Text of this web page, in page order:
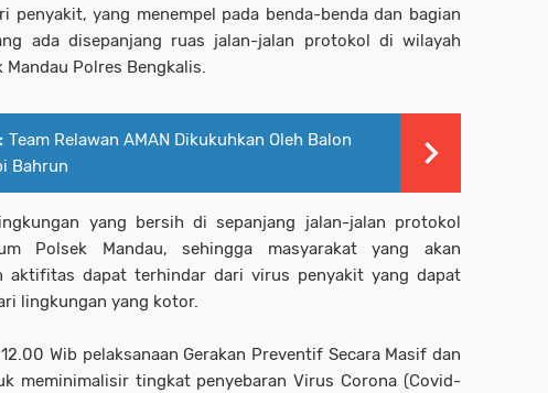
penyakit, yang menempel pada benda-benda dan bagian
ada disepanjang ruas jalan-jalan protokol di wilayah
Mandau Polres Bengkalis.
Team Relawan AMAN Dikukuhkan Oleh Balon
Bahrun
yang bersih di sepanjang jalan-jalan protokol
Polsek Mandau, sehingga masyarakat yang akan
aktifitas dapat terhindar dari virus penyakit yang dapat
lingkungan yang kotor.
Wib pelaksanaan Gerakan Preventif Secara Masif dan
meminimalisir tingkat penyebaran Virus Corona (Covid-